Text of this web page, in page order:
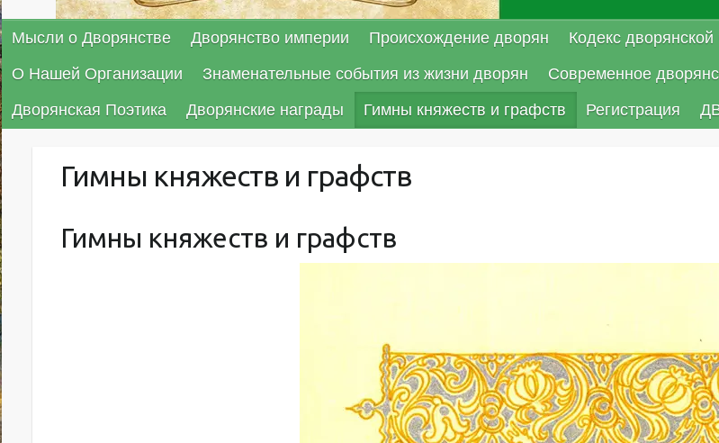
Мысли о Дворянстве Дворянство империи Происхождение дворян Кодекс дворянской
О Нашей Организации
Знаменательные события из жизни дворян Современное
Дворянская Поэтика
Дворянские награды Гимны княжеств и графств Регистрация
Гимны княжеств и графств
Гимны княжеств и графств